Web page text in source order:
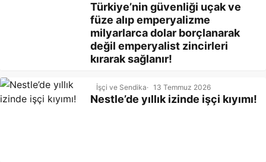
Türkiye’nin güvenliği uçak ve
füze alıp emperyalizme
milyarlarca dolar borçlanarak
değil emperyalist zincirleri
kırarak sağlanır!
Nestle’de yıllık izinde işçi kıyımı!
İşçi ve Sendika 13 Temmuz 2026